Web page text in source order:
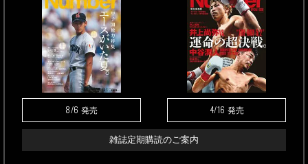
8/6 発売 4/16 発売
雑誌定期購読のご案内